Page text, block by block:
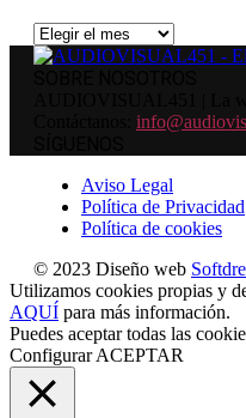
Archivos
Aviso Legal
Política de Privacidad
Política de cookies
© 2023 Diseño web
Utilizamos cookies propias y
AQUÍ para más información.
Puedes aceptar todas las
Configurar ACEPTAR